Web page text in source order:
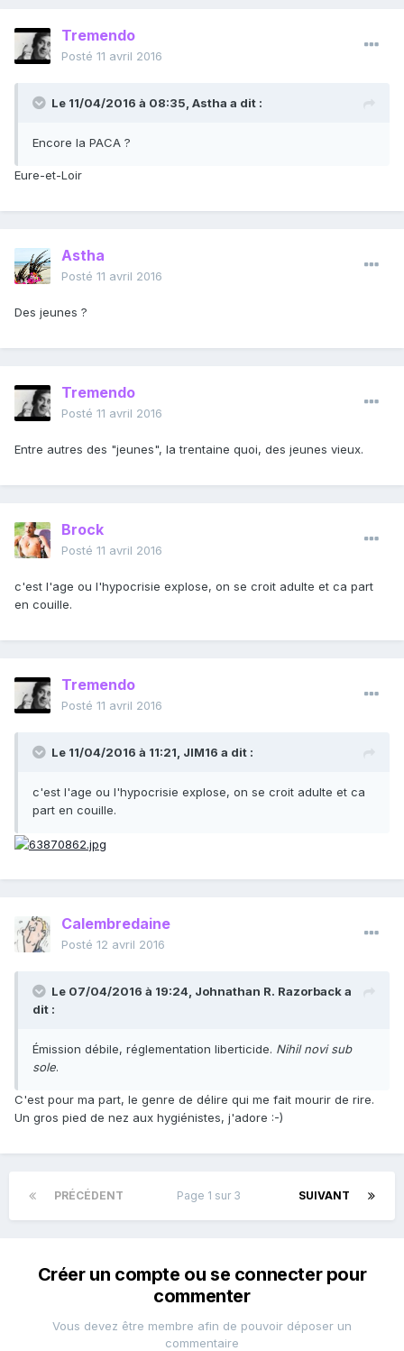
Tremendo
Posté 11 avril 2016
Le 11/04/2016 à 08:35, Astha a dit :
Encore la PACA ?
Eure-et-Loir
Astha
Posté 11 avril 2016
Des jeunes ?
Tremendo
Posté 11 avril 2016
Entre autres des "jeunes", la trentaine quoi, des jeunes vieux.
Brock
Posté 11 avril 2016
c'est l'age ou l'hypocrisie explose, on se croit adulte et ca part
en couille.
Tremendo
Posté 11 avril 2016
Le 11/04/2016 à 11:21, JIM16 a dit :
c'est l'age ou l'hypocrisie explose, on se croit adulte et ca
part en couille.
Calembredaine
Posté 12 avril 2016
Le 07/04/2016 à 19:24, Johnathan R. Razorback a
dit :
Émission débile, réglementation liberticide. Nihil novi sub
sole.
C'est pour ma part, le genre de délire qui me fait mourir de rire.
Un gros pied de nez aux hygiénistes, j'adore :-)
PRÉCÉDENT SUIVANT
Page 1 sur 3
Créer un compte ou se connecter pour
commenter
Vous devez être membre afin de pouvoir déposer un
commentaire